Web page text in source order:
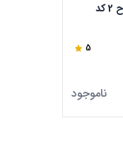
نقاشی الماسی قابدار سری کرومی طرح 2 کد
5
ناموجود